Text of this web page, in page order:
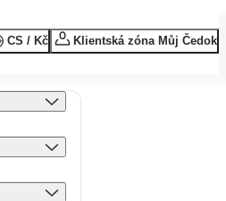
CS / Kč Klientská zóna Můj Čedok